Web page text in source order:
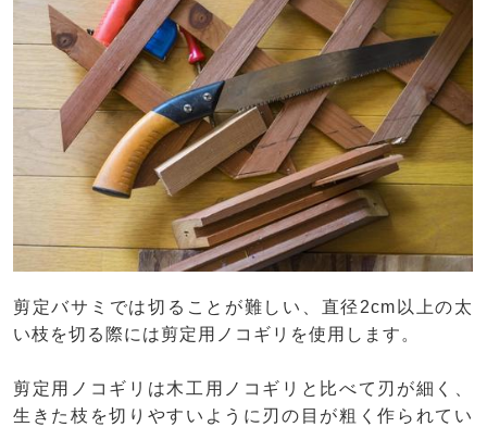
剪定バサミでは切ることが難しい、直径2cm以上の太
い枝を切る際には剪定用ノコギリを使用します。
剪定用ノコギリは木工用ノコギリと比べて刃が細く、
生きた枝を切りやすいように刃の目が粗く作られてい